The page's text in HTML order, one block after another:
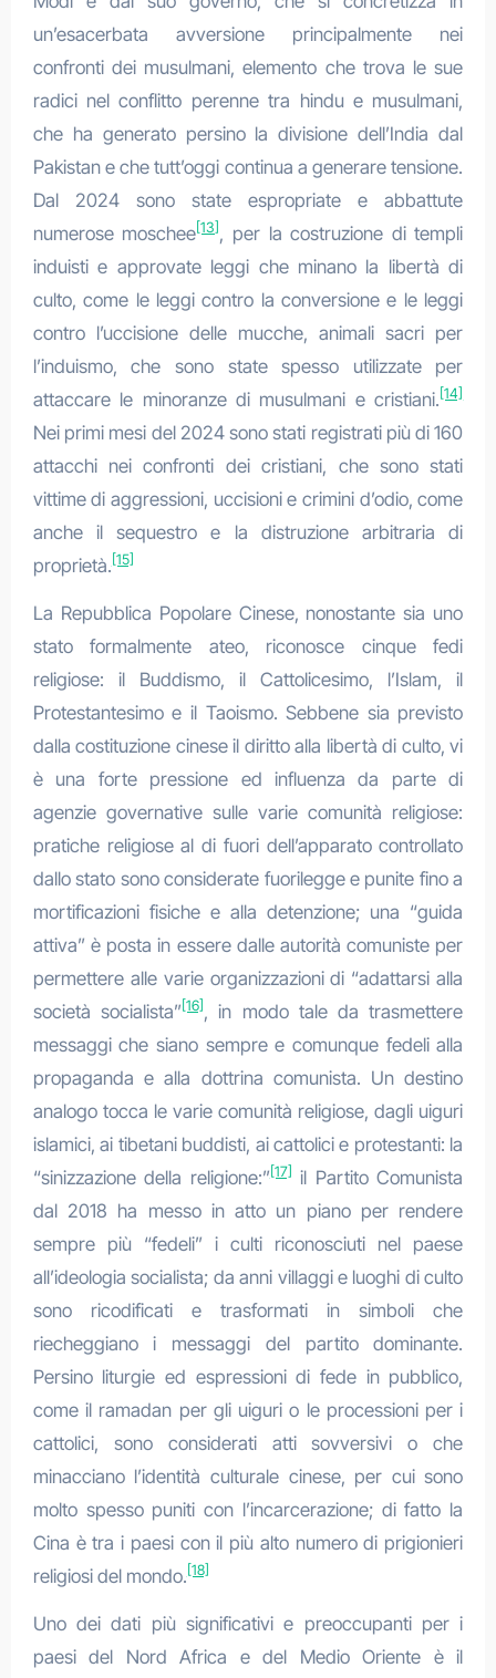
un’esacerbata avversione principalmente nei
confronti dei musulmani, elemento che trova le sue
radici nel conflitto perenne tra hindu e musulmani,
che ha generato persino la divisione dell’India dal
Pakistan e che tutt’oggi continua a generare tensione.
Dal 2024 sono state espropriate e abbattute
numerose moschee[13] , per la costruzione di templi
induisti e approvate leggi che minano la libertà di
culto, come le leggi contro la conversione e le leggi
contro l’uccisione delle mucche, animali sacri per
l’induismo, che sono state spesso utilizzate per
attaccare le minoranze di musulmani e cristiani. [14]
Nei primi mesi del 2024 sono stati registrati più di 160
attacchi nei confronti dei cristiani, che sono stati
vittime di aggressioni, uccisioni e crimini d’odio, come
anche il sequestro e la distruzione arbitraria di
proprietà.[15]
La Repubblica Popolare Cinese, nonostante sia uno
stato formalmente ateo, riconosce cinque fedi
religiose: il Buddismo, il Cattolicesimo, l’Islam, il
Protestantesimo e il Taoismo. Sebbene sia previsto
dalla costituzione cinese il diritto alla libertà di culto, vi
è una forte pressione ed influenza da parte di
agenzie governative sulle varie comunità religiose:
pratiche religiose al di fuori dell’apparato controllato
dallo stato sono considerate fuorilegge e punite fino a
mortificazioni fisiche e alla detenzione; una “guida
attiva” è posta in essere dalle autorità comuniste per
permettere alle varie organizzazioni di “adattarsi alla
società socialista” [16] , in modo tale da trasmettere
messaggi che siano sempre e comunque fedeli alla
propaganda e alla dottrina comunista. Un destino
analogo tocca le varie comunità religiose, dagli uiguri
islamici, ai tibetani buddisti, ai cattolici e protestanti: la
“sinizzazione della religione:”[17] il Partito Comunista
dal 2018 ha messo in atto un piano per rendere
sempre più “fedeli” i culti riconosciuti nel paese
all’ideologia socialista; da anni villaggi e luoghi di culto
sono ricodificati e trasformati in simboli che
riecheggiano i messaggi del partito dominante.
Persino liturgie ed espressioni di fede in pubblico,
come il ramadan per gli uiguri o le processioni per i
cattolici, sono considerati atti sovversivi o che
minacciano l’identità culturale cinese, per cui sono
molto spesso puniti con l’incarcerazione; di fatto la
Cina è tra i paesi con il più alto numero di prigionieri
religiosi del mondo.[18]
Uno dei dati più significativi e preoccupanti per i
paesi del Nord Africa e del Medio Oriente è il